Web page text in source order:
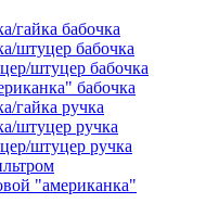
гайка бабочка
штуцер бабочка
штуцер бабочка
бабочка
гайка ручка
штуцер ручка
штуцер ручка
"американка"